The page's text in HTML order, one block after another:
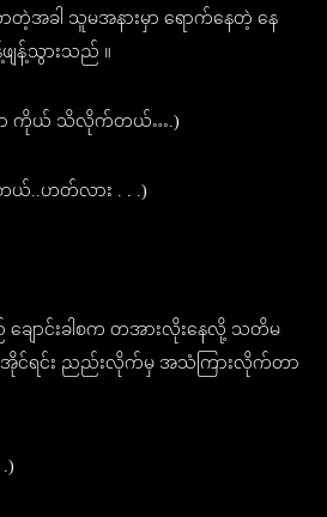
တဲ့အခါ သူမအနားမှာ ရောက်နေတဲ့ နေ
န့်သွားသည် ။
ေတာ ကိုယ် သိလိုက်တယ်….)
ဟတ်လား . . .)
ောင်းခါစက တအားလိုးနေလို့ သတိမ
လို့ အိုင်ရင်း ညည်းလိုက်မှ အသံကြားလိုက်တာ